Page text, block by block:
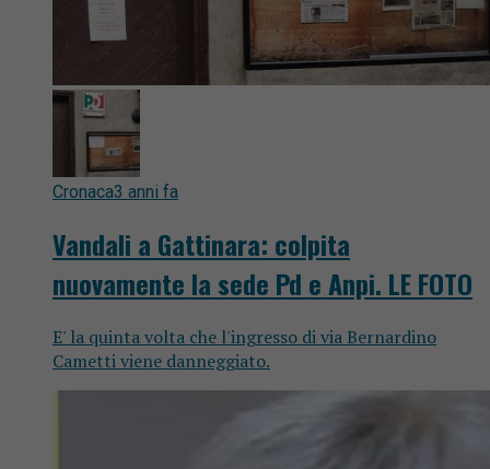
Cronaca3 anni fa
Vandali a Gattinara: colpita
nuovamente la sede Pd e Anpi. LE FOTO
E' la quinta volta che l'ingresso di via Bernardino
Cametti viene danneggiato.